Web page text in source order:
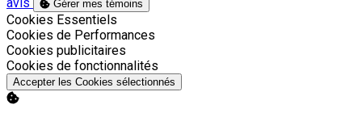
Gérer mes témoins
Activer
Cookies Essentiels
Activer
Cookies de Performances
Activer
Cookies publicitaires
Activer
Cookies de fonctionnalités
Accepter les Cookies sélectionnés